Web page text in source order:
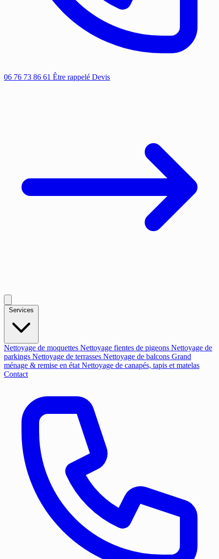
06 76 73 86 61 Être rappelé Devis
Nettoyage de moquettes Nettoyage fientes de pigeons Nettoyage de
parkings Nettoyage de terrasses Nettoyage de balcons Grand
ménage & remise en état Nettoyage de canapés, tapis et matelas
Contact